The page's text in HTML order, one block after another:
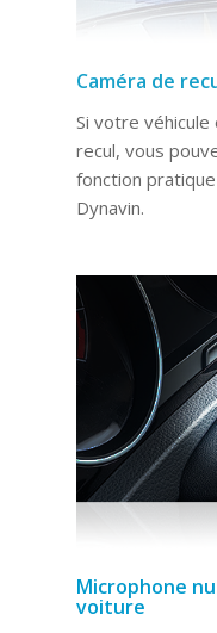
Caméra de
Si votre véhicule
recul, vous
fonction
Dynavin.
Microphone
voiture